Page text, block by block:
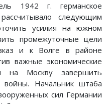
1942 г. германское
следующим
усилия на южном
промежуточные цели
и к Волге в районе
важные экономические
Москву завершить
войны. Начальник штаба
сил Германии